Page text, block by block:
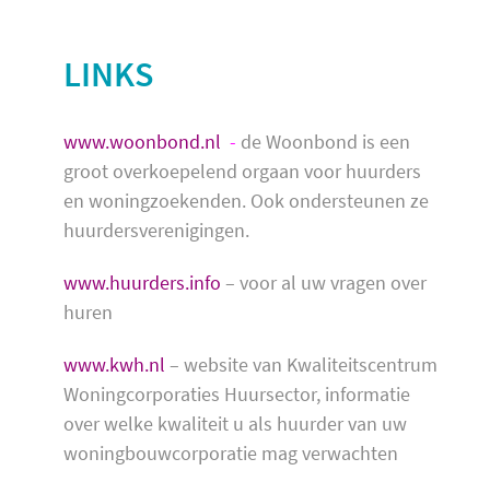
LINKS
www.woonbond.nl - de Woonbond is een
groot overkoepelend orgaan voor huurders
en woningzoekenden. Ook ondersteunen ze
huurdersverenigingen.
www.huurders.info – voor al uw vragen over
huren
www.kwh.nl – website van Kwaliteitscentrum
Woningcorporaties Huursector, informatie
over welke kwaliteit u als huurder van uw
woningbouwcorporatie mag verwachten